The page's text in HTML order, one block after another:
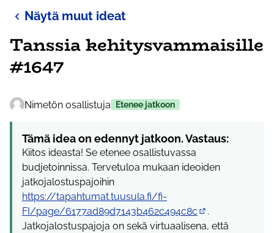
Näytä muut ideat
Tanssia kehitysvammaisille
#1647
Nimetön osallistuja Etenee jatkoon
Tämä idea on edennyt jatkoon. Vastaus:
Kiitos ideasta! Se etenee osallistuvassa
budjetoinnissa. Tervetuloa mukaan ideoiden
jatkojalostuspajoihin
https://tapahtumat.tuusula.fi/fi-
FI/page/6177ad89d7143b462c494c8c
(Ulkoinen linkki)
.
Jatkojalostuspajoja on sekä virtuaalisena, että